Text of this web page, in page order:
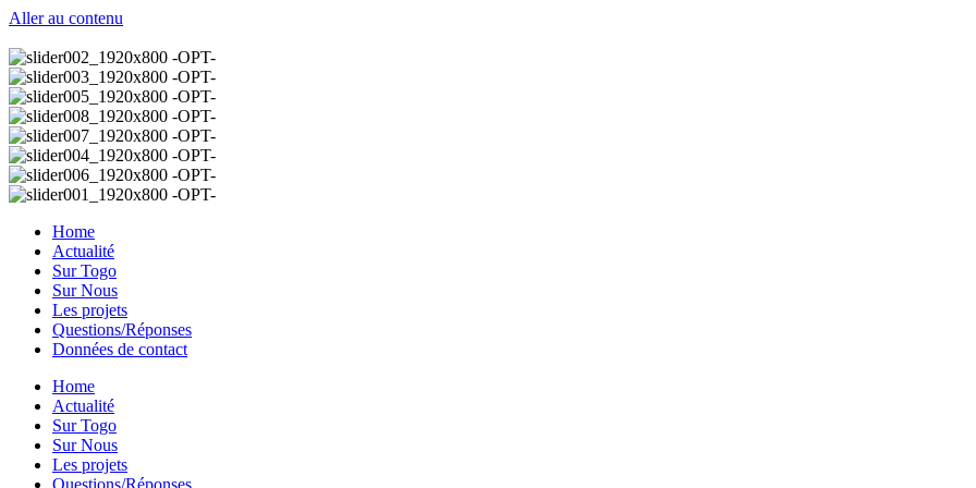
Aller au contenu
Home
Actualité
Sur Togo
Sur Nous
Les projets
Questions/Réponses
Données de contact
Home
Actualité
Sur Togo
Sur Nous
Les projets
Questions/Réponses